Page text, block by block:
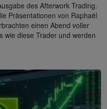
des Afterwork Trading.
Präsentationen von Raphaël
einen Abend voller
wie diese Trader und werden